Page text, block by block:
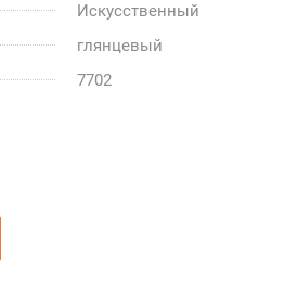
Искусственный
глянцевый
7702